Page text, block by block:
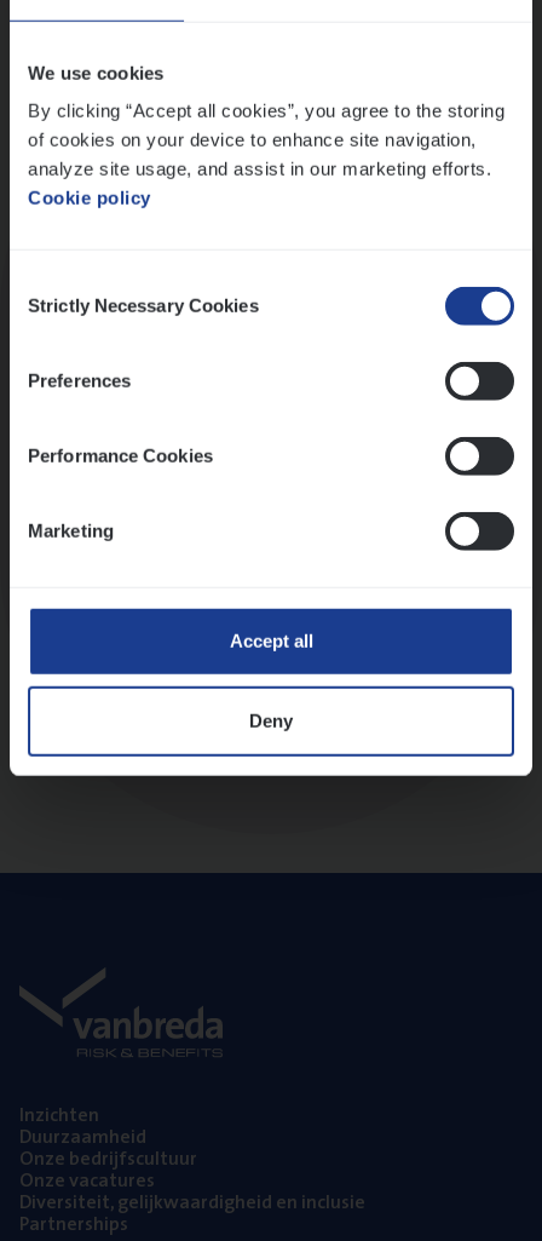
We use cookies
By clicking “Accept all cookies”, you agree to the storing
of cookies on your device to enhance site navigation,
analyze site usage, and assist in our marketing efforts.
Cookie policy
Selection
Strictly Necessary Cookies
Preferences
Performance Cookies
Marketing
Accept all
Deny
Inzich­ten
Duur­zaam­heid
Onze bedrijfs­cul­tuur
Onze vaca­tu­res
Diver­si­teit, gelijk­waar­dig­heid en inclusie
Part­ner­ships